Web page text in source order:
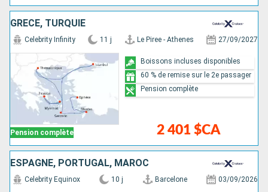
GRÈCE, TURQUIE
Pension complète
Celebrity Infinity 11 j Le Piree - Athenes 27/09/2027
2 401 $CA
Boissons incluses disponibles
60 % de remise sur le 2e passager
Pension complète
ESPAGNE, PORTUGAL, MAROC
Celebrity Equinox 10 j Barcelone 03/09/2026